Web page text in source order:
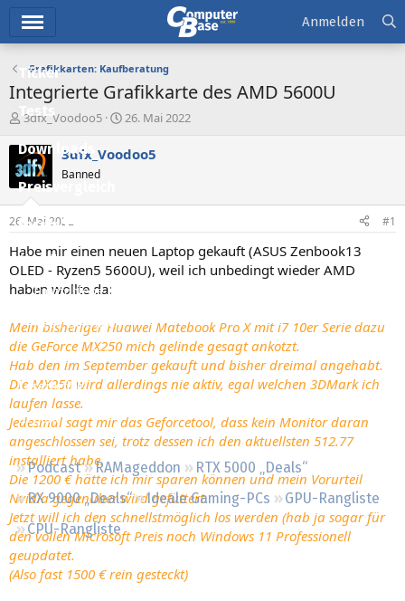
Ticker
Tests
Downloads
Preisvergleich
Forum
Aktuelles
Empfohlene Inhalte
Neue Beiträge
Neueste Aktivitäten
Leserartikel
Regeln
Podcast RAMageddon
RTX 5000 „Deals“
RX 9000 „Deals“
Ideale Gaming-PCs
GPU-Rangliste
CPU-Rangliste
Anmelden
Grafikkarten: Kaufberatung
Integrierte Grafikkarte des AMD 5600U
E
s
t
e
e
r
3dfx_Voodoo5
E
s
t
a
m
26. Mai 2022
3dfx_Voodoo5
Banned
26. Mai 2022 #1
Habe mir einen neuen Laptop gekauft (ASUS Zenbook13
OLED - Ryzen5 5600U), weil ich unbedingt wieder AMD
haben wollte da:
Mein bisheriger Huawei Matebook Pro X mit i7 10er Serie dazu
die GeForce MX250 mich gelinde gesagt ankotzt.
Hab den im September gekauft und bisher dreimal angehabt.
Die MX250 wird allerdings nie aktiv, egal welchen 3DMark ich
laufen lasse.
Jedesmal sagt mir das Geforcetool, dass kein Monitor daran
angeschlossen sei, trotz dessen ich den aktuellsten 512.77
installiert habe.
Die 1200 € hätte ich mir sparen können und mein Vorurteil
Nvidia gegenüber wird gefüttert.
Jetzt will ich den schnellstmöglich los werden (hab ja sogar für
den vollen Microsoft Preis noch Windows 11 Professionell
geupdatet.
(Also fast 1500 € rein gesteckt)